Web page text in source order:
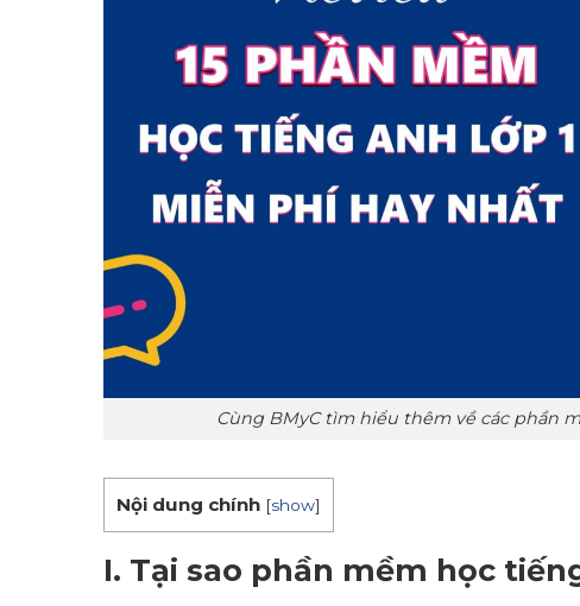
Cùng BMyC tìm hiểu thêm về các phần
Nội dung chính [show]
I. Tại sao phần mềm học